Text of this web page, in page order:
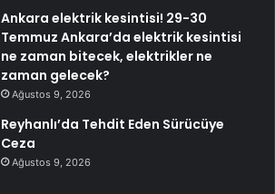
Ankara elektrik kesintisi! 29-30
Temmuz Ankara’da elektrik kesintisi
ne zaman bitecek, elektrikler ne
zaman gelecek?
Ağustos 9, 2026
Reyhanlı’da Tehdit Eden Sürücüye
Ceza
Ağustos 9, 2026